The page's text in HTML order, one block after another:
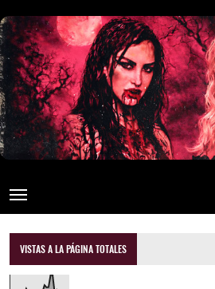
VISTAS A LA PÁGINA TOTALES